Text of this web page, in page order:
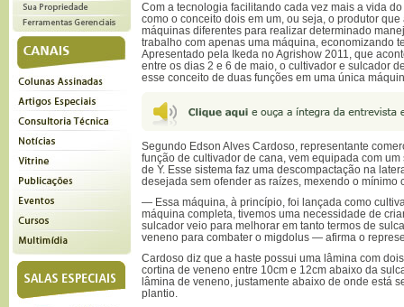
Com a tecnologia facilitando cada vez mais a vida
como o conceito dois em um, ou seja, o produtor
máquinas diferentes para realizar determinado
trabalho com apenas uma máquina, economizando
Apresentado pela Ikeda no Agrishow 2011, que
entre os dias 2 e 6 de maio, o cultivador e sulcador
esse conceito de duas funções em uma única
Segundo Edson Alves Cardoso, representante
função de cultivador de cana, vem equipada com
de Y. Esse sistema faz uma descompactação na
desejada sem ofender as raízes, mexendo o mínimo
— Essa máquina, à princípio, foi lançada como
máquina completa, tivemos uma necessidade de
sulcador veio para melhorar em tanto termos de
veneno para combater o migdolus — afirma o
Cardoso diz que a haste possui uma lâmina com
cortina de veneno entre 10cm e 12cm abaixo da
lâmina de veneno, justamente abaixo de onde está
plantio.